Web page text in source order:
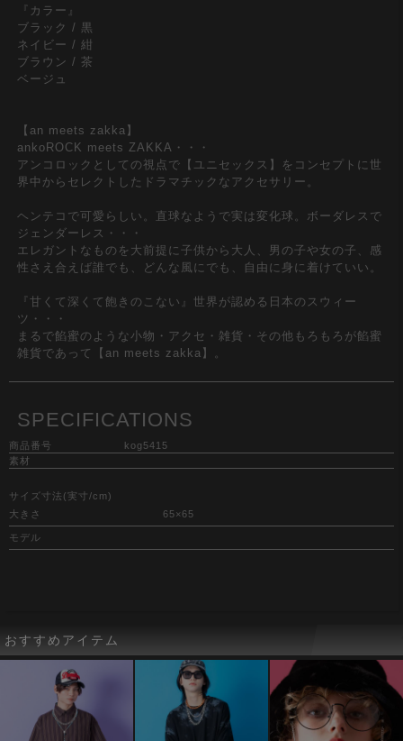
『カラー』
ブラック / 黒
ネイビー / 紺
ブラウン / 茶
ベージュ
【an meets zakka】
ankoROCK meets ZAKKA・・・
アンコロックとしての視点で【ユニセックス】をコンセプトに世
界中からセレクトしたドラマチックなアクセサリー。
ヘンテコで可愛らしい。直球なようで実は変化球。ボーダレスで
ジェンダーレス・・・
エレガントなものを大前提に子供から大人、男の子や女の子、感
性さえ合えば誰でも、どんな風にでも、自由に身に着けていい。
『甘くて深くて飽きのこない』世界が認める日本のスウィー
ツ・・・
まるで餡蜜のような小物・アクセ・雑貨・その他もろもろが餡蜜
雑貨であって【an meets zakka】。
SPECIFICATIONS
商品番号
kog5415
素材
サイズ寸法(実寸/cm)
大きさ
65×65
モデル
おすすめアイテム